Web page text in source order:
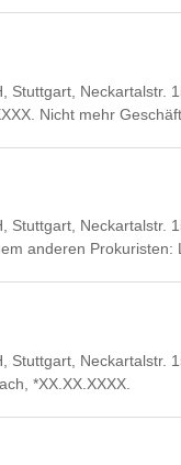
Stuttgart, Neckartalstr.
Nicht mehr
Stuttgart, Neckartalstr.
anderen Prokuristen:
Stuttgart, Neckartalstr.
*XX.XX.XXXX.